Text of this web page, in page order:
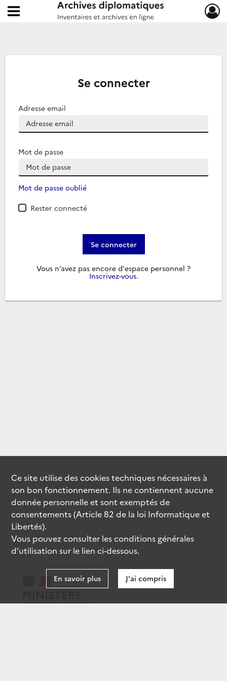
Archives diplomatiques
Ouvrir le menu déroulant
Se connecter
Adresse email
Mot de passe
Mot de passe oublié
Rester connecté
Se connecter
Vous n’avez pas encore d'espace personnel ?
Inscrivez-vous.
Ce site utilise descookiestechniques nécessaires à
son bon fonctionnement. Ils ne contiennent aucune
donnée personnelle et sont exemptés de
consentements (Article 82 de la loi Informatique et
Libertés).
Vous pouvez consulter les conditions générales
d’utilisation sur le lien ci-dessous.
En savoir plus J'ai compris